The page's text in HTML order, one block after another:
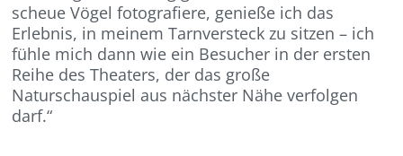
scheue Vögel fotografiere, genieße ich das
Erlebnis, in meinem Tarnversteck zu sitzen – ich
fühle mich dann wie ein Besucher in der ersten
Reihe des Theaters, der das große
Naturschauspiel aus nächster Nähe verfolgen
darf.“